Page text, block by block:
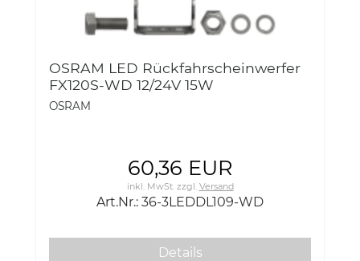
OSRAM LED Rückfahrscheinwerfer
FX120S-WD 12/24V 15W
RECHTECKIG 36-3LEDDL109-WD
OSRAM
60,36 EUR
inkl. MwSt.zzgl. Versand
Art.Nr.: 36-3LEDDL109-WD
Details